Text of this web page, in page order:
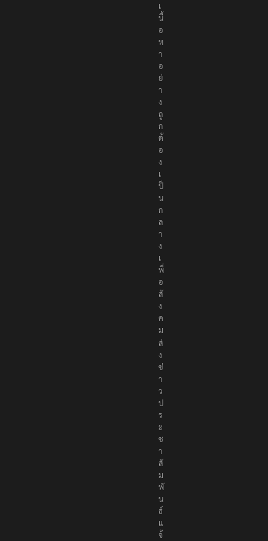
เ
นื้
อ
ห
า
อ
ย่
า
ง
ถู
ก
ต้
อ
ง
เ
ป็
น
ก
ล
า
ง
เ
พื่
อ
สั
ง
ค
ม
ส่
ง
ข่
า
ว
ป
ร
ะ
ช
า
สั
ม
พั
น
ธ์
แ
จ้